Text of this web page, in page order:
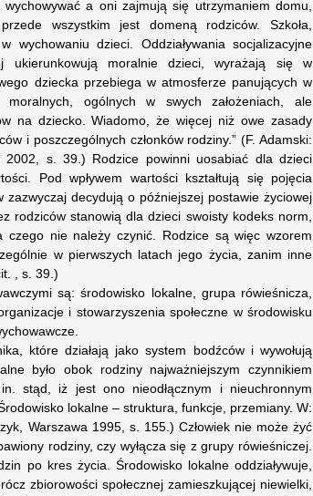
a oni zajmują się utrzymaniem domu,
wszystkim jest domeną rodziców. Szkoła,
wychowaniu dzieci. Oddziaływania socjalizacyjne
ukierunkowują moralnie dzieci, wyrażają się w
dziecka przebiega w atmosferze panujących w
ogólnych w swych założeniach, ale
na dziecko. Wiadomo, że więcej niż owe zasady
i poszczególnych członków rodziny.” (F. Adamski:
2002, s. 39.) Rodzice powinni uosabiać dla dzieci
Pod wpływem wartości kształtują się pojęcia
decydują o późniejszej postawie życiowej
rodziców stanowią dla dzieci swoisty kodeks norm,
nie należy czynić. Rodzice są więc wzorem
w pierwszych latach jego życia, zanim inne
, s. 39.)
są: środowisko lokalne, grupa rówieśnicza,
i stowarzyszenia społeczne w środowisku
które działają jako system bodźców i wywołują
było obok rodziny najważniejszym czynnikiem
stąd, iż jest ono nieodłącznym i nieuchronnym
lokalne – struktura, funkcje, przemiany. W:
Warszawa 1995, s. 155.) Człowiek nie może żyć
rodziny, czy wyłącza się z grupy rówieśniczej.
po kres życia. Środowisko lokalne oddziaływuje,
zbiorowości społecznej zamieszkującej niewielki,